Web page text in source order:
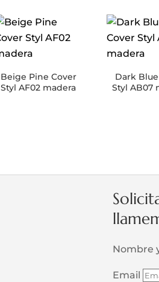
Beige Pine Cover
Styl AF02 madera
Dark
Styl AB07
Nombre
Email